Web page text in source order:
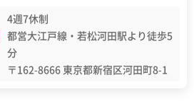
4週7休制
都営大江戸線・若松河田駅より徒歩5
分
〒162-8666 東京都新宿区河田町8-1